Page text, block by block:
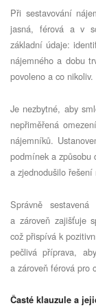
Při sestavování
jasná, férová a v
základní údaje:
nájemného a dobu
povoleno a co nikoliv.
Je nezbytné, aby
nepřiměřená
nájemníků.
podmínek a způsobu
a zjednodušilo řešení
Správně
a zároveň zajišťuje
což přispívá k
pečlivá příprava,
a zároveň férová pro
Časté klauzule a